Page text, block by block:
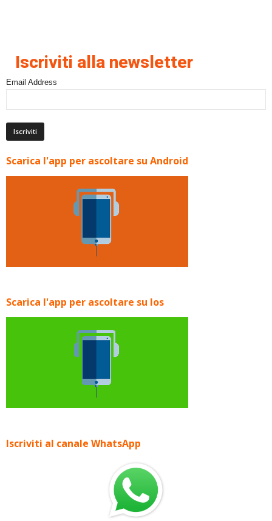
Iscriviti alla newsletter
Email Address
Scarica l'app per ascoltare su Android
Scarica l'app per ascoltare su Ios
Iscriviti al canale WhatsApp